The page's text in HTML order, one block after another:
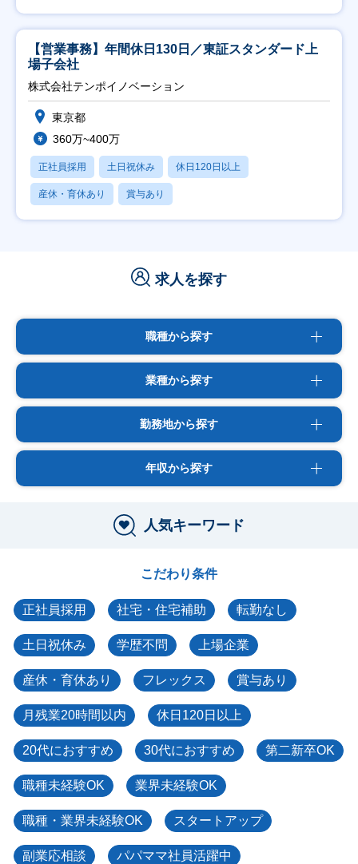
【営業事務】年間休日130日／東証スタンダード上
場子会社
株式会社テンポイノベーション
東京都
360万~400万
正社員採用 土日祝休み 休日120日以上
産休・育休あり 賞与あり
求人を探す
職種から探す
業種から探す
勤務地から探す
年収から探す
人気キーワード
こだわり条件
正社員採用 社宅・住宅補助 転勤なし
土日祝休み 学歴不問 上場企業
産休・育休あり フレックス 賞与あり
月残業20時間以内 休日120日以上
20代におすすめ 30代におすすめ 第二新卒OK
職種未経験OK 業界未経験OK
職種・業界未経験OK スタートアップ
副業応相談 パパママ社員活躍中